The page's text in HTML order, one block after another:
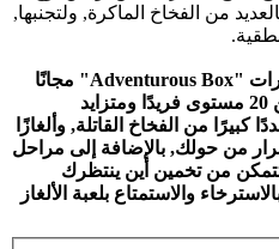
من الفخاخ الماكرة, ولتجنبها,
تنزيل لعبة الألغاز والمغامرات "Adventurous Box" مجانًا
على أندرويد, والاستمتاع بأكثر من 20 مستوى فريدًا ومتزايد
كبيرًا من الفخاخ القاتلة, وألغازًا
من حولك, بالإضافة إلى مراحل
من تخمين أين ينتظرك
والاستمتاع بلعبة الألغاز